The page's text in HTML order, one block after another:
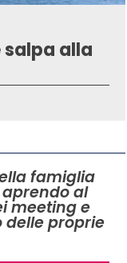
salpa alla
famiglia
al
meeting e
delle proprie